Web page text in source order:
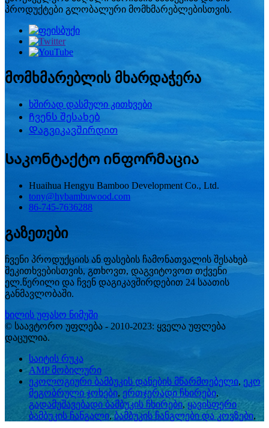
პროდუქტები გლობალური მომხმარებლებისთვის.
მომხმარებლის მხარდაჭერა
ხშირად დასმული კითხვები
Ჩვენს შესახებ
Დაგვიკავშირდით
Საკონტაქტო ინფორმაცია
Huaihua Hengyu Bamboo Development Co., Ltd.
tony@hybambuwood.com
86-745-7636288
გაზეთები
ჩვენი პროდუქციის ან ფასების ჩამონათვალის შესახებ
შეკითხვებისთვის, გთხოვთ, დაგვიტოვოთ თქვენი
ელ.წერილი და ჩვენ დაგიკავშირდებით 24 საათის
განმავლობაში.
ხილის უფასო ნიმუში
© საავტორო უფლება - 2010-2023: ყველა უფლება
დაცულია.
საიტის რუკა
AMP მობილური
ეკოლოგიური ბამბუკის დანების მწარმოებელი, ეკო
მეგობრული ჯოხები, ერთჯერადი ჩხირები,
გადამუშავებადი ბამბუკის ჩხირები, ყავისფერი
ბამბუკის ჩანგალი,ბამბუკის ჩანგლები და კოვზები,